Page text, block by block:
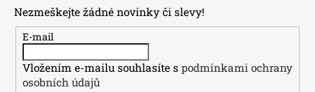
Nezmeškejte žádné novinky či slevy!
E-mail
Vložením e-mailu souhlasíte s podmínkami ochrany
osobních údajů